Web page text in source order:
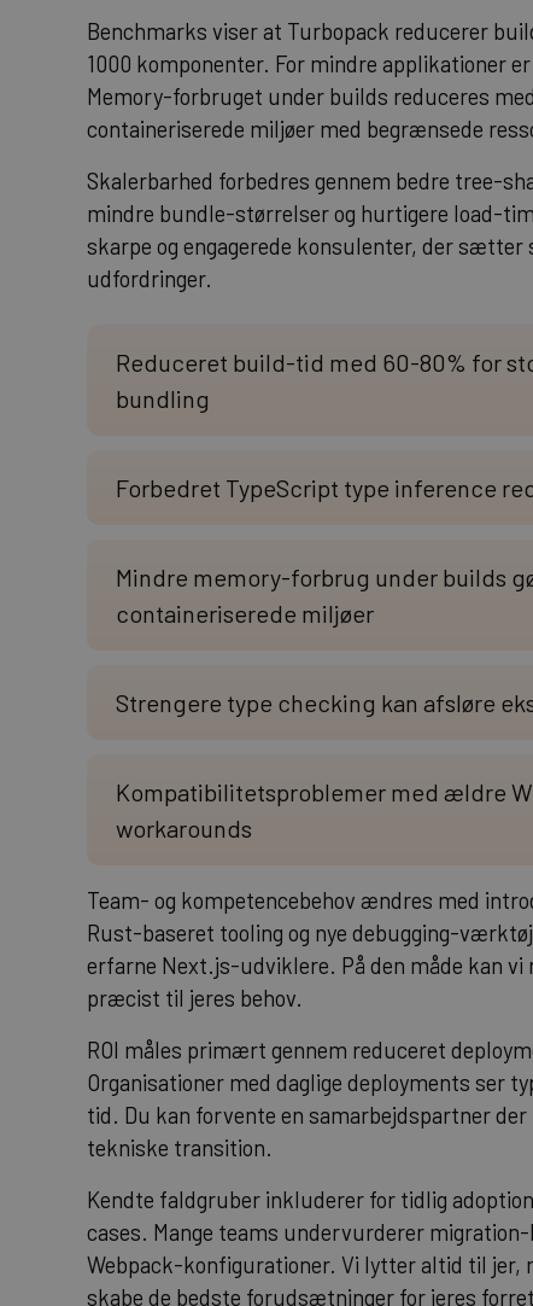
Benchmarks viser at Turbopack reducerer
1000 komponenter. For mindre applikationer
Memory-forbruget under builds reduceres
containeriserede miljøer med begrænsede
Skalerbarhed forbedres gennem bedre tree-
mindre bundle-størrelser og hurtigere load-
skarpe og engagerede konsulenter, der sætter
udfordringer.
Reduceret build-tid med 60-80% for
bundling
Forbedret TypeScript type inference
Mindre memory-forbrug under builds
containeriserede miljøer
Strengere type checking kan afsløre
Kompatibilitetsproblemer med ældre
workarounds
Team- og kompetencebehov ændres med
Rust-baseret tooling og nye debugging-
erfarne Next.js-udviklere. På den måde kan
præcist til jeres behov.
ROI måles primært gennem reduceret
Organisationer med daglige deployments ser
tid. Du kan forvente en samarbejdspartner
tekniske transition.
Kendte faldgruber inkluderer for tidlig
cases. Mange teams undervurderer
Webpack-konfigurationer. Vi lytter altid til jer,
skabe de bedste forudsætninger for jeres